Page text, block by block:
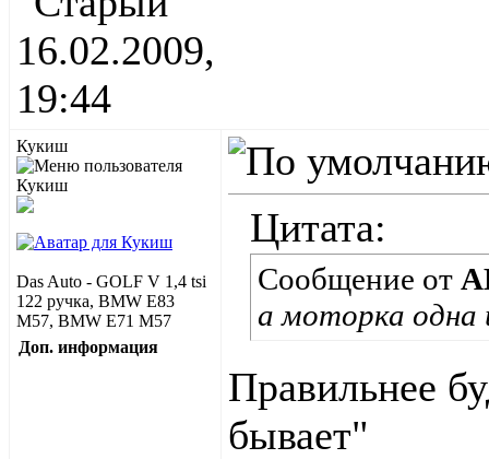
16.02.2009,
19:44
Кукиш
Das Auto - GOLF V 1,4 tsi
122 ручка, BMW E83
M57, BMW E71 M57
Доп. информация
Цитата:
Сообщение от
а моторка одна
Правильнее
бывает"